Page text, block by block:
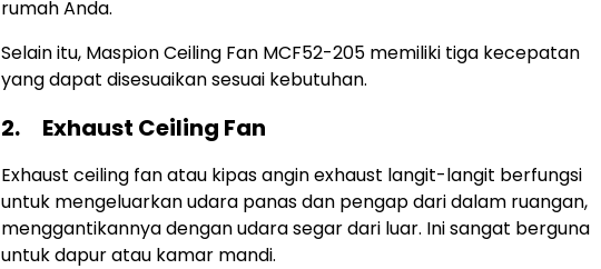
rumah Anda.
Selain itu, Maspion Ceiling Fan MCF52-205 memiliki tiga kecepatan
yang dapat disesuaikan sesuai kebutuhan.
2. Exhaust Ceiling Fan
Exhaust ceiling fan atau kipas angin exhaust langit-langit berfungsi
untuk mengeluarkan udara panas dan pengap dari dalam ruangan,
menggantikannya dengan udara segar dari luar. Ini sangat berguna
untuk dapur atau kamar mandi.